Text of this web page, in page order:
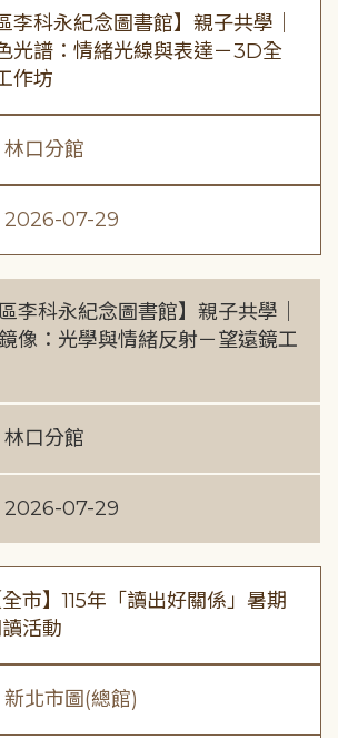
李科永紀念圖書館】親子共學｜
光譜：情緒光線與表達－3D全
作坊
林口分館
2026-07-29
區李科永紀念圖書館】親子共學｜
像：光學與情緒反射－望遠鏡工
林口分館
2026-07-29
全市】115年「讀出好關係」暑期
讀活動
新北市圖(總館)